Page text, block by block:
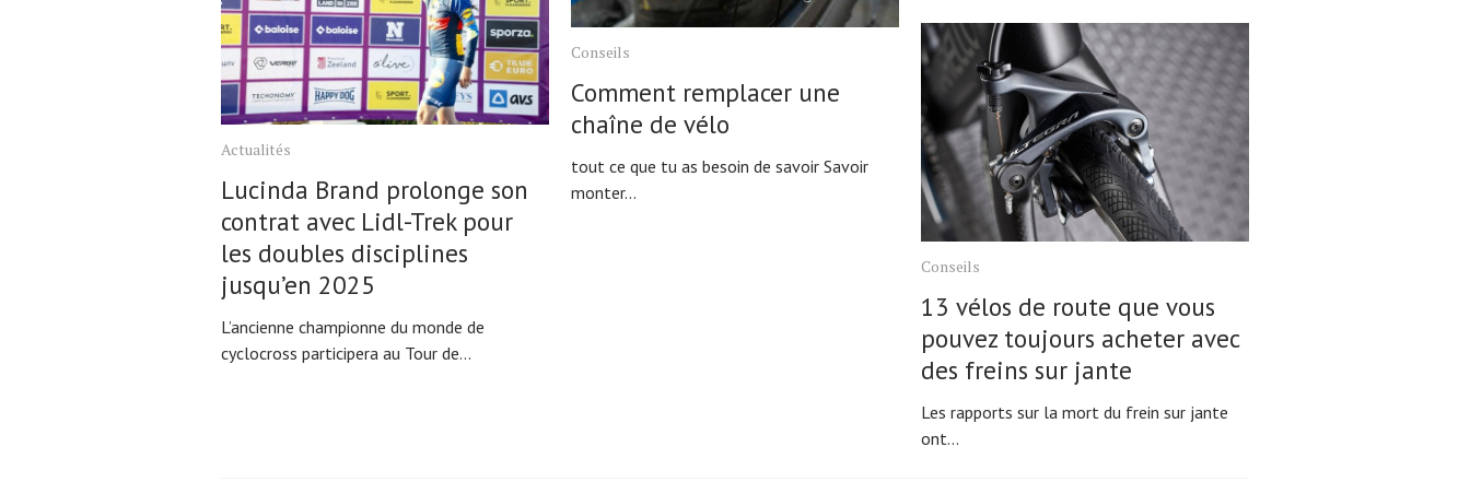
Actualités
Lucinda Brand prolonge son
contrat avec Lidl-Trek pour
les doubles disciplines
jusqu’en 2025
L’ancienne championne du monde de
cyclocross participera au Tour de...
Conseils
Comment remplacer une
chaîne de vélo
tout ce que tu as besoin de savoir Savoir
monter...
Conseils
13 vélos de route que vous
pouvez toujours acheter avec
des freins sur jante
Les rapports sur la mort du frein sur jante
ont...